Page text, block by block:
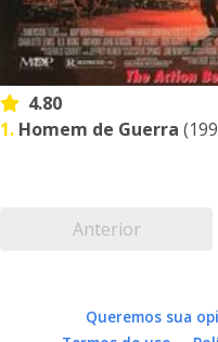
4.80
1. Homem de Guerra
Anterior
Queremos sua